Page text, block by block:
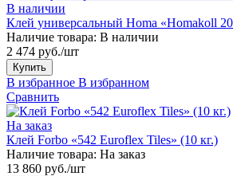
В наличии
Клей универсальный Homa «Homakoll
Наличие товара: В наличии
2 474 руб./шт
Купить
В избранное В избранном
Сравнить
На заказ
Клей Forbo «542 Euroflex Tiles» (10 кг.)
Наличие товара: На заказ
13 860 руб./шт